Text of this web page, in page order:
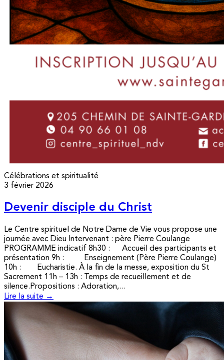
Célébrations et spiritualité
3 février 2026
Devenir disciple du Christ
Le Centre spirituel de Notre Dame de Vie vous propose une
journée avec Dieu Intervenant : père Pierre Coulange
PROGRAMME indicatif 8h30 : Accueil des participants et
présentation 9h : Enseignement (Père Pierre Coulange)
10h : Eucharistie. À la fin de la messe, exposition du St
Sacrement 11h – 13h : Temps de recueillement et de
silence.Propositions : Adoration,...
Lire la suite →